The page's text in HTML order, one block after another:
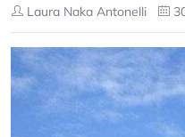
Laura Naka Antonelli